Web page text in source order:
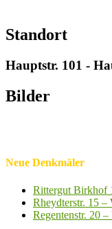
Standort
Hauptstr. 101 -
Bilder
Neue Denkmäler
Rittergut Birkhof
Rheydterstr. 15 –
Regentenstr. 20